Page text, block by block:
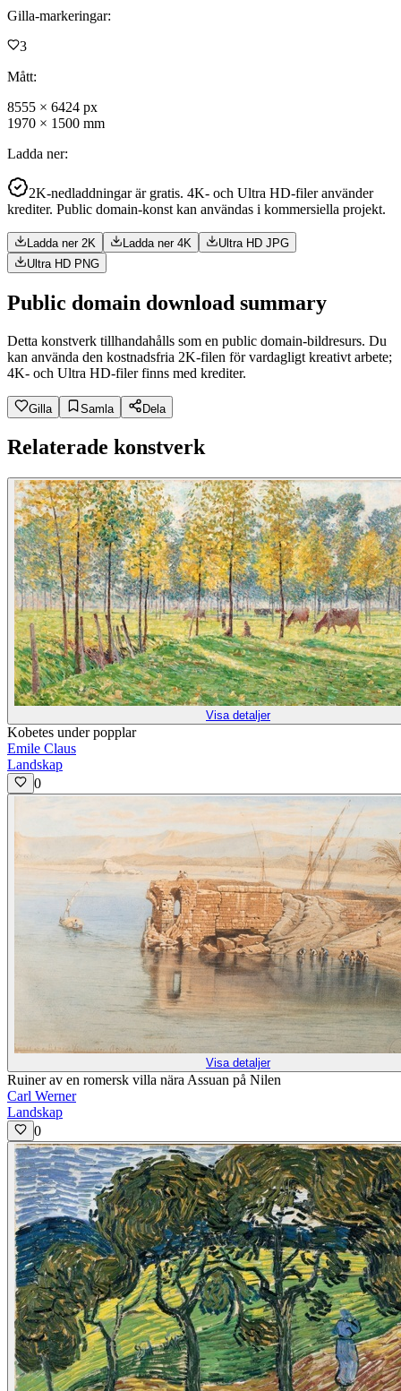
Gilla-markeringar:
3
Mått:
8555 × 6424 px
1970 × 1500 mm
Ladda ner:
2K-nedladdningar är gratis. 4K- och Ultra HD-filer använder
krediter. Public domain-konst kan användas i kommersiella projekt.
Ladda ner 2K Ladda ner 4K
Ultra HD JPG
Ultra HD PNG
Public domain download summary
Detta konstverk tillhandahålls som en public domain-bildresurs. Du
kan använda den kostnadsfria 2K-filen för vardagligt kreativt arbete;
4K- och Ultra HD-filer finns med krediter.
Gilla Samla Dela
Relaterade konstverk
Visa detaljer
Kobetes under popplar
Emile Claus
Landskap
0
Visa detaljer
Ruiner av en romersk villa nära Assuan på Nilen
Carl Werner
Landskap
0